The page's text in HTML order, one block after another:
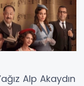
Alp Akaydın